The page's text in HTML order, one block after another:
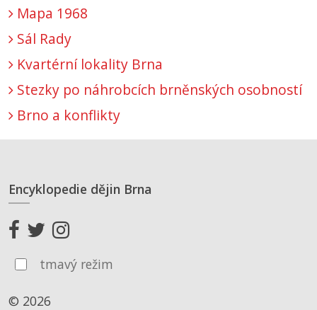
Mapa 1968
Sál Rady
Kvartérní lokality Brna
Stezky po náhrobcích brněnských osobností
Brno a konflikty
Encyklopedie dějin Brna
tmavý režim
© 2026